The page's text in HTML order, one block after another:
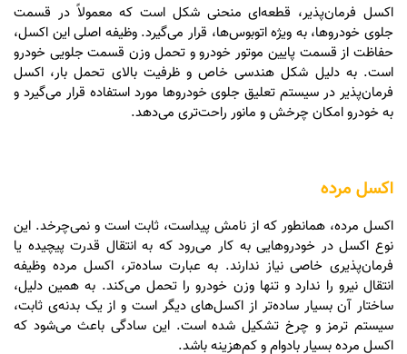
اکسل فرمان‌پذیر، قطعه‌ای منحنی شکل است که معمولاً در قسمت
جلوی خودروها، به ویژه اتوبوس‌ها، قرار می‌گیرد. وظیفه اصلی این اکسل،
حفاظت از قسمت پایین موتور خودرو و تحمل وزن قسمت جلویی خودرو
است. به دلیل شکل هندسی خاص و ظرفیت بالای تحمل بار، اکسل
فرمان‌پذیر در سیستم تعلیق جلوی خودروها مورد استفاده قرار می‌گیرد و
به خودرو امکان چرخش و مانور راحت‌تری می‌دهد.
اکسل مرده
اکسل مرده، همانطور که از نامش پیداست، ثابت است و نمی‌چرخد. این
نوع اکسل در خودروهایی به کار می‌رود که به انتقال قدرت پیچیده یا
فرمان‌پذیری خاصی نیاز ندارند. به عبارت ساده‌تر، اکسل مرده وظیفه
انتقال نیرو را ندارد و تنها وزن خودرو را تحمل می‌کند. به همین دلیل،
ساختار آن بسیار ساده‌تر از اکسل‌های دیگر است و از یک بدنه‌ی ثابت،
سیستم ترمز و چرخ تشکیل شده است. این سادگی باعث می‌شود که
اکسل مرده بسیار بادوام و کم‌هزینه باشد.